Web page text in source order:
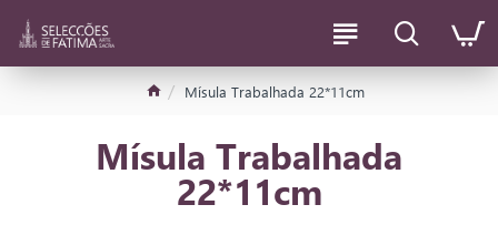
Mísula Trabalhada 22*11cm
Mísula Trabalhada
22*11cm